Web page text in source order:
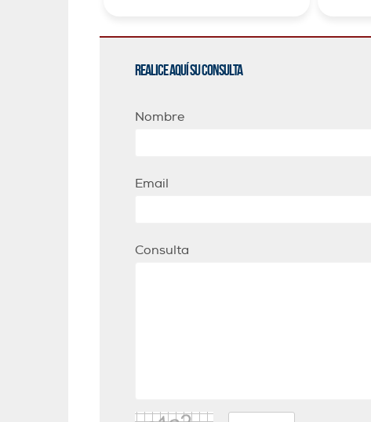
Realice aquí su consulta
Nombre
Email
Consulta